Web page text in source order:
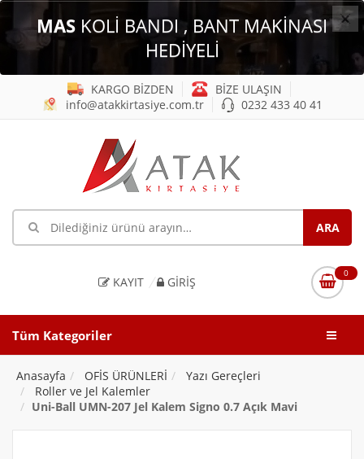
×
MAS KOLİ BANDI , BANT MAKİNASI
HEDİYELİ
KARGO BİZDEN
BİZE ULAŞIN
info@atakkirtasiye.com.tr
0232 433 40 41
KAYIT GIRIŞ
0
Tüm Kategoriler
Anasayfa OFİS ÜRÜNLERİ
Yazı Gereçleri
Roller ve Jel Kalemler
Uni-Ball UMN-207 Jel Kalem Signo 0.7 Açık Mavi